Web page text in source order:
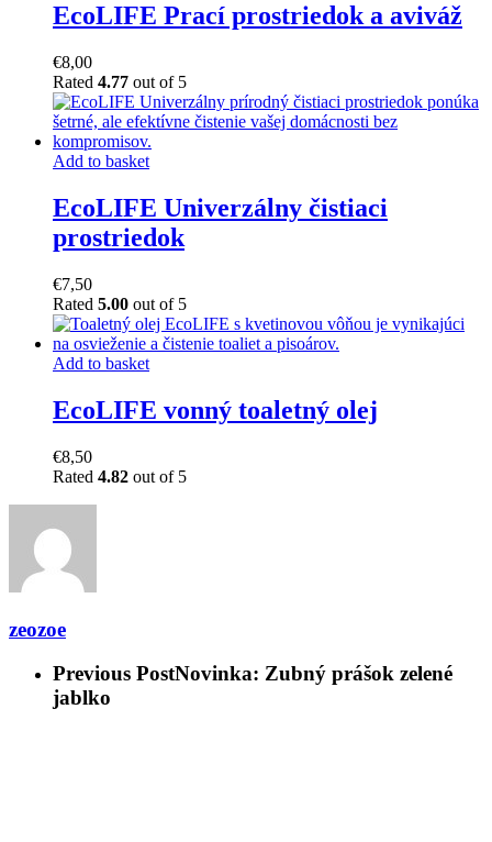
EcoLIFE Prací prostriedok a aviváž
€8,00
Rated 4.77 out of 5
Add to basket
EcoLIFE Univerzálny čistiaci
prostriedok
€7,50
Rated 5.00 out of 5
Add to basket
EcoLIFE vonný toaletný olej
€8,50
Rated 4.82 out of 5
zeozoe
Previous PostNovinka: Zubný prášok zelené
jablko